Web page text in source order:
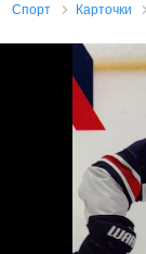
Спорт Карточки